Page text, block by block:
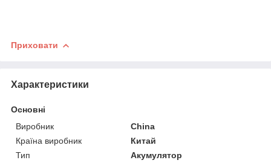
Приховати
Характеристики
Основні
Виробник
China
Країна виробник
Китай
Тип
Акумулятор